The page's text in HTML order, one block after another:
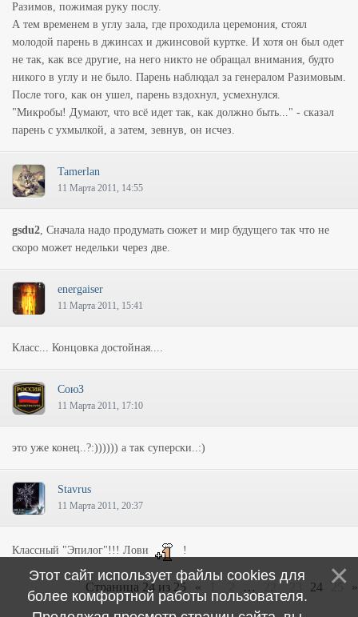
Разимов, пожимая руку послу.
А тем временем в углу зала, где проходила церемония, стоял
молодой парень в джинсах и джинсовой куртке. И хотя он был одет
не так, как все другие, на него никто не обращал внимания, будто
никого в углу и не было. Парень наблюдал за генералом Разимовым.
После того, как он ушел, парень вздохнул, усмехнулся.
"Микробы! Думают, что всё идет так, как должно быть..." - сказал
парень с ухмылкой, а затем, зевнув, он исчез.
Tamerlan
11 Марта 2011, 14:55
gsdu2, Сначала надо продумать сюжет и мир будущего так что не
скоро может недельки через две.
energaiser
11 Марта 2011, 15:41
Класс... Концовка достойная....
СоюЗ
11 Марта 2011, 17:10
это уже конец..?:)))))) а так суперски..:)
Stavrus
11 Марта 2011, 20:37
Классный "Эпилог"!!! Лови !
Страница 24 из 25 « … 24 25 »
Этот сайт использует файлы cookies для
более комфортной работы пользователя.